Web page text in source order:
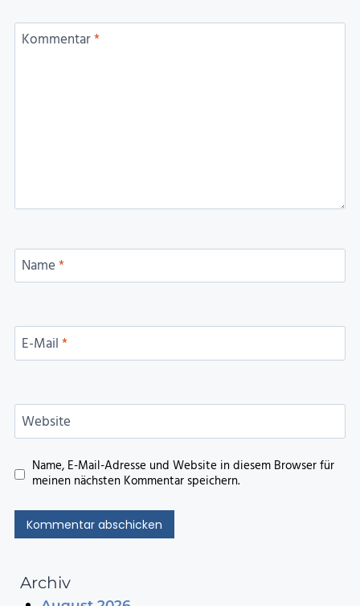
Kommentar*
Name*
E-Mail*
Website
Name, E-Mail-Adresse und Website in diesem Browser für
meinen nächsten Kommentar speichern.
Archiv